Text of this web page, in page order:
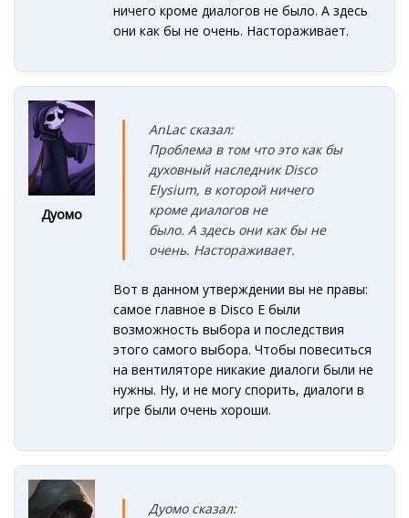
ничего кроме диалогов не было. А здесь
они как бы не очень. Настораживает.
Дуомо
AnLac сказал:
Проблема в том что это как бы
духовный наследник Disco
Elysium, в которой ничего
кроме диалогов не
было. А здесь они как бы не
очень. Настораживает.
Вот в данном утверждении вы не правы:
самое главное в Disco E были
возможность выбора и последствия
этого самого выбора. Чтобы повеситься
на вентиляторе никакие диалоги были не
нужны. Ну, и не могу спорить, диалоги в
игре были очень хороши.
Дуомо сказал: